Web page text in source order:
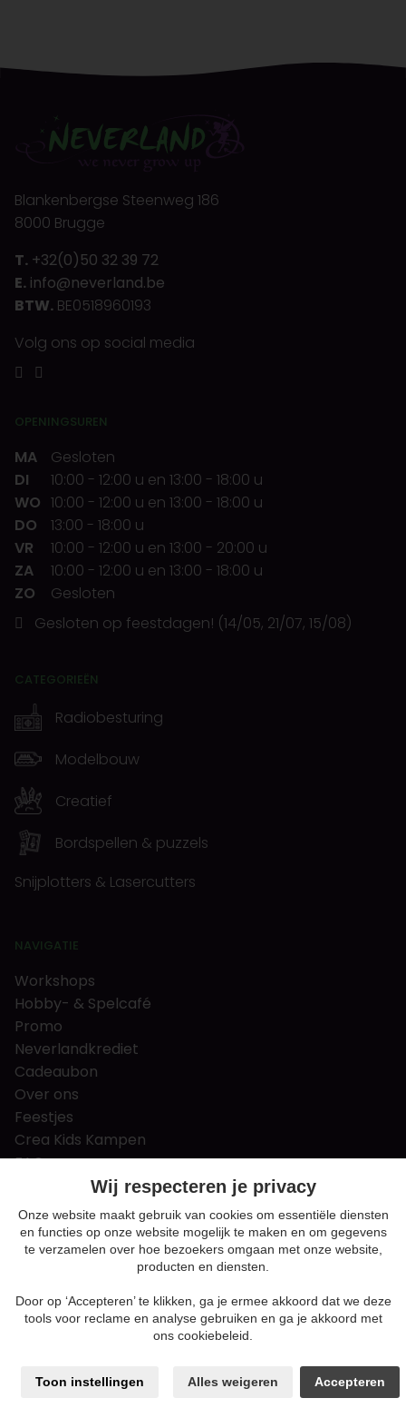
Blankenbergse Steenweg 186
8000 Brugge
T. +32(0)50 32 39 72
E. info@neverland.be
BTW. BE0518960193
Volg ons op social media
OPENINGSUREN
MA
Gesloten
DI
10:00 - 12:00 u en 13:00 - 18:00 u
WO 10:00 - 12:00 u en 13:00 - 18:00 u
DO
13:00 - 18:00 u
VR
10:00 - 12:00 u en 13:00 - 20:00 u
ZA
10:00 - 12:00 u en 13:00 - 18:00 u
ZO
Gesloten
Gesloten op feestdagen! (14/05, 21/07, 15/08)
CATEGORIEËN
Radiobesturing
Modelbouw
Creatief
Bordspellen & puzzels
Snijplotters & Lasercutters
NAVIGATIE
Workshops
Hobby- & Spelcafé
Promo
Neverlandkrediet
Cadeaubon
Over ons
Feestjes
Crea Kids Kampen
FAQ
Tips & tricks
Contact
Nieuws & Vacatures
Algemene voorwaarden
Privacy en cookie policy
Sitemap
Wij respecteren je privacy
Onze website maakt gebruik van cookies om essentiële diensten
en functies op onze website mogelijk te maken en om gegevens
te verzamelen over hoe bezoekers omgaan met onze website,
producten en diensten.
Door op ‘Accepteren’ te klikken, ga je ermee akkoord dat we deze
tools voor reclame en analyse gebruiken en ga je akkoord met
ons cookiebeleid.
Toon instellingen Alles weigeren Accepteren